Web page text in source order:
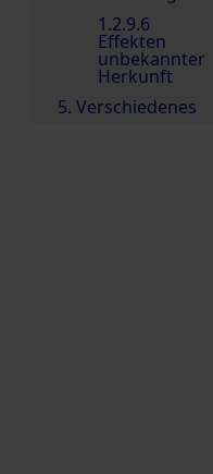
1.2.9.6
Effekten
unbekannter
Herkunft
5. Verschiedenes